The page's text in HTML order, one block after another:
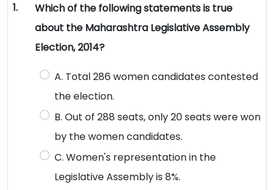
1.
Which of the following statements is true
about the Maharashtra Legislative Assembly
Election, 2014?
A. Total 286 women candidates contested
the election.
B. Out of 288 seats, only 20 seats were won
by the women candidates.
C. Women's representation in the
Legislative Assembly is 8%.